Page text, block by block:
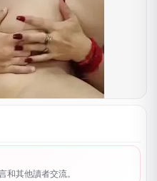
其他讀者交流。